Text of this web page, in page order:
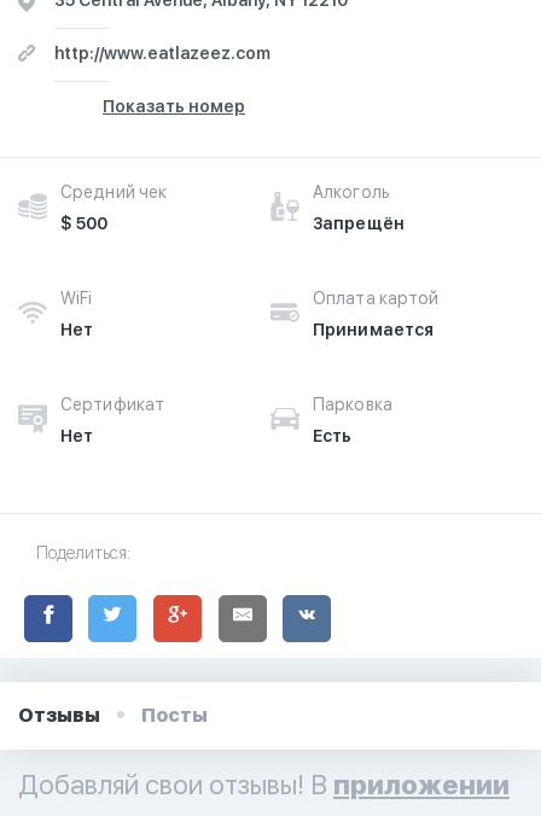
http://www.eatlazeez.com
Показать номер
Средний чек
$ 500
Алкоголь
Запрещён
WiFi
Нет
Оплата картой
Принимается
Сертификат
Нет
Парковка
Есть
Поделиться:
Отзывы Посты
Добавляй свои отзывы! В приложении